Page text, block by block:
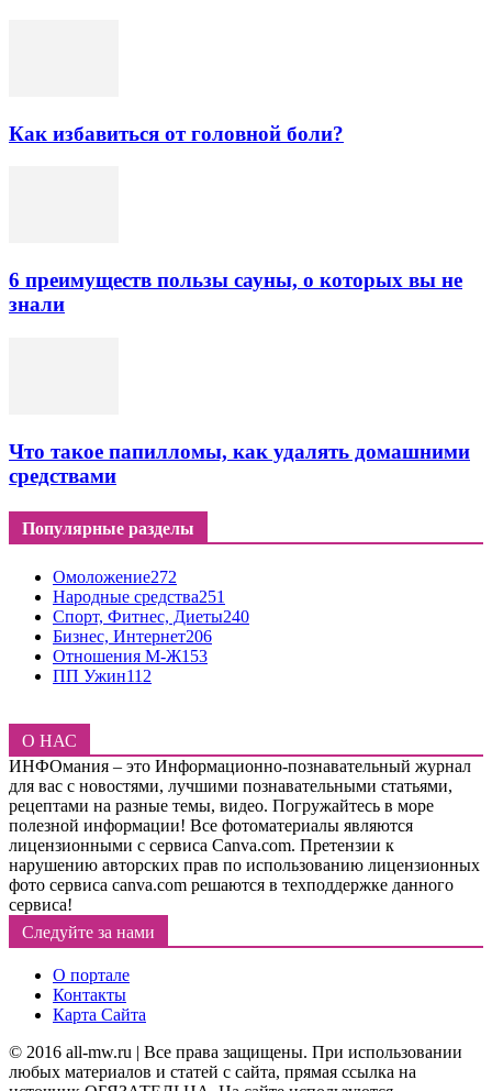
Как избавиться от головной боли?
6 преимуществ пользы сауны, о которых вы не
знали
Что такое папилломы, как удалять домашними
средствами
Популярные разделы
Омоложение272
Народные средства251
Спорт, Фитнес, Диеты240
Бизнес, Интернет206
Отношения М-Ж153
ПП Ужин112
О НАС
ИНФОмания – это Информационно-познавательный журнал
для вас с новостями, лучшими познавательными статьями,
рецептами на разные темы, видео. Погружайтесь в море
полезной информации! Все фотоматериалы являются
лицензионными с сервиса Canva.com. Претензии к
нарушению авторских прав по использованию лицензионных
фото сервиса canva.com решаются в техподдержке данного
сервиса!
Следуйте за нами
О портале
Контакты
Карта Сайта
© 2016 all-mw.ru | Все права защищены. При использовании
любых материалов и статей с сайта, прямая ссылка на